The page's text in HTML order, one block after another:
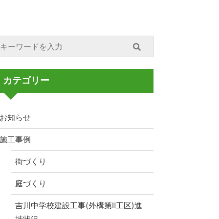
カテゴリー
お知らせ
施工事例
街づくり
庭づくり
吉川中学校建設工事(外構第Ⅱ工区)進